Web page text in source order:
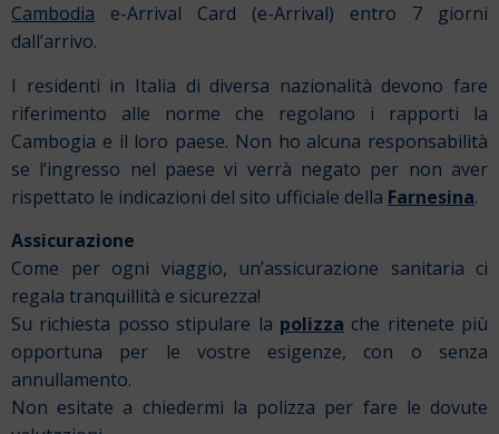
Cambodia e-Arrival Card (e-Arrival) entro 7 giorni
dall’arrivo.
I residenti in Italia di diversa nazionalità devono fare
riferimento alle norme che regolano i rapporti la
Cambogia e il loro paese. Non ho alcuna responsabilità
se l’ingresso nel paese vi verrà negato per non aver
rispettato le indicazioni del sito ufficiale della Farnesina.
Assicurazione
Come per ogni viaggio, un’assicurazione sanitaria ci
regala tranquillità e sicurezza!
Su richiesta posso stipulare la polizza che ritenete più
opportuna per le vostre esigenze, con o senza
annullamento.
Non esitate a chiedermi la polizza per fare le dovute